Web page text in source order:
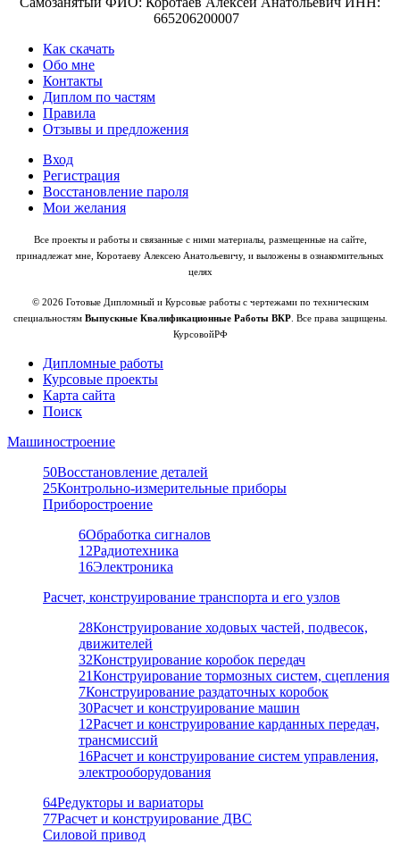
665206200007
Как скачать
Обо мне
Контакты
Диплом по частям
Правила
Отзывы и предложения
Вход
Регистрация
Восстановление пароля
Мои желания
Все проекты и работы и связанные с ними материалы, размещенные на сайте,
принадлежат мне, Коротаеву Алексею Анатольевичу, и выложены в ознакомительных
целях
© 2026 Готовые Дипломный и Курсовые работы с чертежами по техническим
специальностям Выпускные Квалификационные Работы ВКР. Все права защищены.
КурсовойРФ
Дипломные работы
Курсовые проекты
Карта сайта
Поиск
Машиностроение
50Восстановление деталей
25Контрольно-измерительные приборы
Приборостроение
6Обработка сигналов
12Радиотехника
16Электроника
Расчет, конструирование транспорта и его узлов
28Конструирование ходовых частей, подвесок,
движителей
32Конструирование коробок передач
21Конструирование тормозных систем, сцепления
7Конструирование раздаточных коробок
30Расчет и конструирование машин
12Расчет и конструирование карданных передач,
трансмиссий
16Расчет и конструирование систем управления,
электрооборудования
64Редукторы и вариаторы
77Расчет и конструирование ДВС
Силовой привод